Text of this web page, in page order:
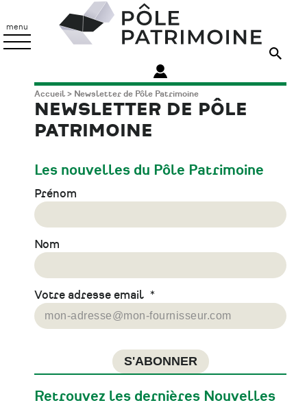
contenu
principal
menu
Patrimoine
Fil
d'Ariane
Accueil Newsletter de Pôle Patrimoine
NEWSLETTER DE PÔLE
PATRIMOINE
Les nouvelles du Pôle Patrimoine
Prénom
Nom
Votre adresse email
Retrouvez les dernières Nouvelles